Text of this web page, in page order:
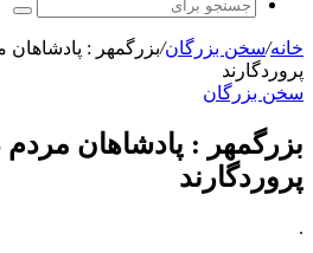
خانه/سخن بزرگان/بزرگمهر :
پروردگارند
سخن بزرگان
بزرگمهر : پادشاهان
پروردگارند
.